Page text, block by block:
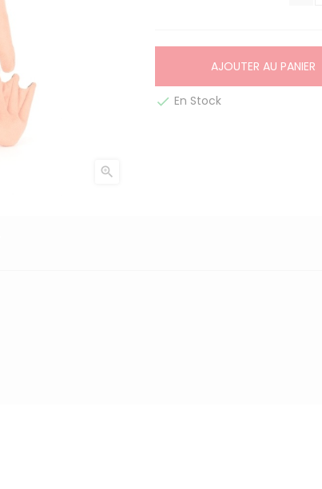

AJOUTER AU PANIER
 En Stock